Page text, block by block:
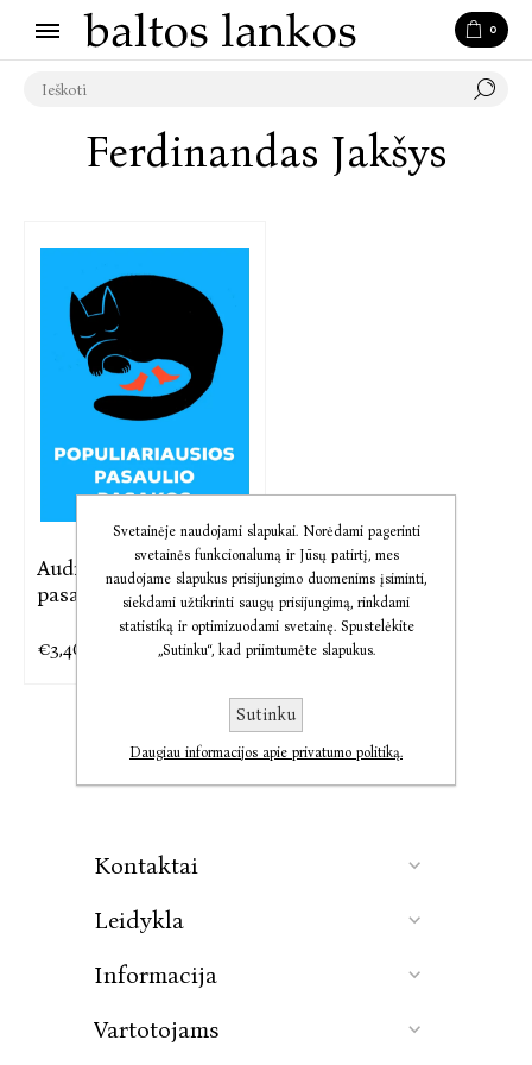
0
Ferdinandas Jakšys
Audio Populiariausios
pasaulio
€3,46
Kontaktai
Leidykla
Informacija
Vartotojams
Svetainėje naudojami slapukai. Norėdami pagerinti
svetainės funkcionalumą ir Jūsų patirtį, mes
naudojame slapukus prisijungimo duomenims įsiminti,
siekdami užtikrinti saugų prisijungimą, rinkdami
statistiką ir optimizuodami svetainę. Spustelėkite
„Sutinku“, kad priimtumėte slapukus.
Sutinku
Daugiau informacijos apie privatumo politiką.